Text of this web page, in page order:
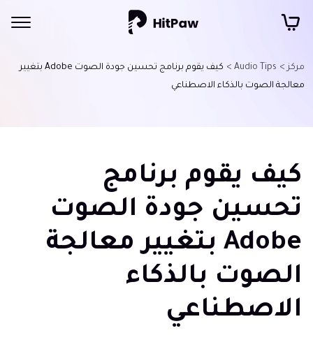
مركز > Audio Tips >
كيف يقوم برنامج تحسين جودة الصوت Adobe بتغيير
معالجة الصوت بالذكاء الاصطناعي
كيف يقوم برنامج
تحسين جودة الصوت
Adobe بتغيير معالجة
الصوت بالذكاء
الاصطناعي